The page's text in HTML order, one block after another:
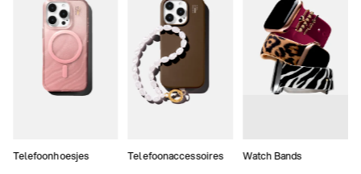
Telefoonhoesjes Telefoonaccessoires Watch Bands